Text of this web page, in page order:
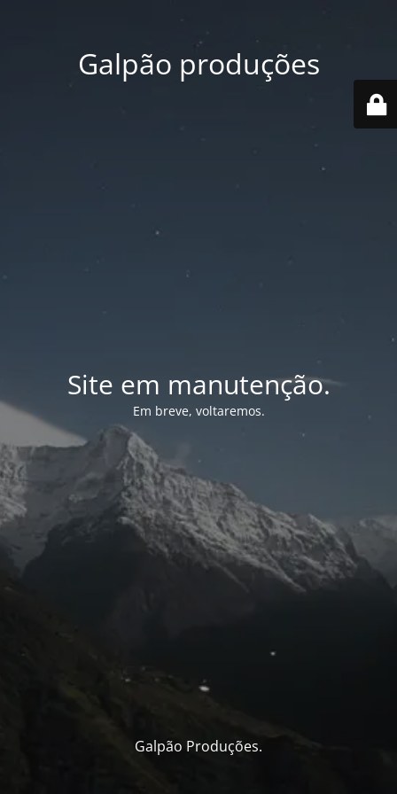
Galpão produções
Site em manutenção.
Em breve, voltaremos.
Galpão Produções.